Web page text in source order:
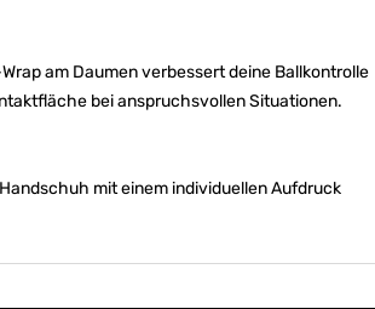
am Daumen verbessert deine Ballkontrolle
bei anspruchsvollen Situationen.
mit einem individuellen Aufdruck